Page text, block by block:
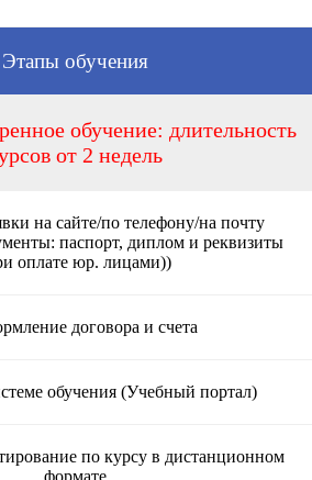
Этапы обучения
обучение: длительность
от 2 недель
на сайте/по телефону/на почту
паспорт, диплом и реквизиты
оплате юр. лицами))
договора и счета
обучения (Учебный портал)
по курсу в дистанционном
формате